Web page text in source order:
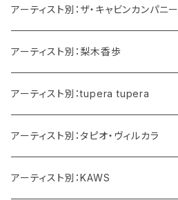
アーティスト別：ザ・キャビンカンパニー
アーティスト別：梨木香歩
アーティスト別：tupera tupera
アーティスト別：タピオ・ヴィルカラ
アーティスト別：KAWS